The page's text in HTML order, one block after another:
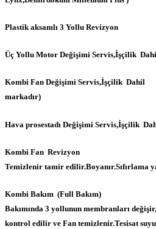
Plastik aksamlı 3 Yollu
Üç Yollu Motor Değişimi
Kombi Fan Değişimi Servis,İşçilik
markadır)
Hava prosestadı Değişimi
Kombi Fan Revizyon
Temizlenir tamir edilir.Boyanır.Sıfırlama
Kombi Bakım (Full
Bakımında 3 yollunun membranları
kontrol edilir ve Fan temizlenir.Tesisat